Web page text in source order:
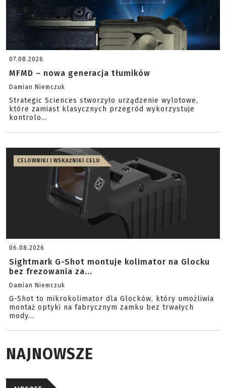
07.08.2026
MFMD – nowa generacja tłumików
Damian Niemczuk
Strategic Sciences stworzyło urządzenie wylotowe,
które zamiast klasycznych przegród wykorzystuje
kontrolo...
CELOWNIKI I WSKAŹNIKI CELU
06.08.2026
Sightmark G-Shot montuje kolimator na Glocku
bez frezowania za...
Damian Niemczuk
G-Shot to mikrokolimator dla Glocków, który umożliwia
montaż optyki na fabrycznym zamku bez trwałych
mody...
NAJNOWSZE